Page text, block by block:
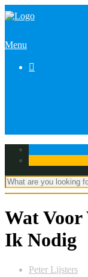
Menu

Wat
Ik Nodig
Peter Lijsters